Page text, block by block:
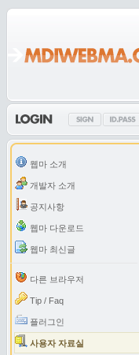
웹마 소개
개발자 소개
공지사항
웹마 다운로드
웹마 최신글
다른 브라우저
Tip / Faq
플러그인
사용자 자료실